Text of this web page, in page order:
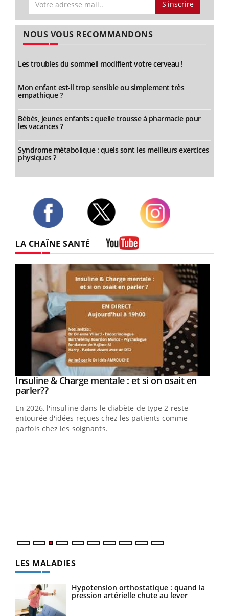
S'inscrire
NOUS VOUS RECOMMANDONS
Les troubles du sommeil modifient votre cerveau !
Mon enfant est-il trop sensible ou simplement très
empathique ?
Bébés, jeunes enfants : quelle trousse à pharmacie pour
les vacances ?
Syndrome métabolique : quels sont les meilleurs exercices
physiques ?
LA CHAÎNE SANTÉ
Youtube
Insuline & Charge mentale : et si on osait en
parler??Youtube
En 2026, l'insuline dans le diabète de type 2 reste
entourée d'idées reçues chez les patients comme
parfois chez les soignants.
LES MALADIES
Hypotension orthostatique : quand la
pression artérielle chute au lever